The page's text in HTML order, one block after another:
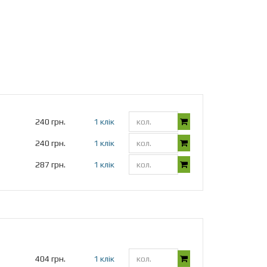
240 грн. 1 клік
240 грн. 1 клік
287 грн. 1 клік
404 грн. 1 клік